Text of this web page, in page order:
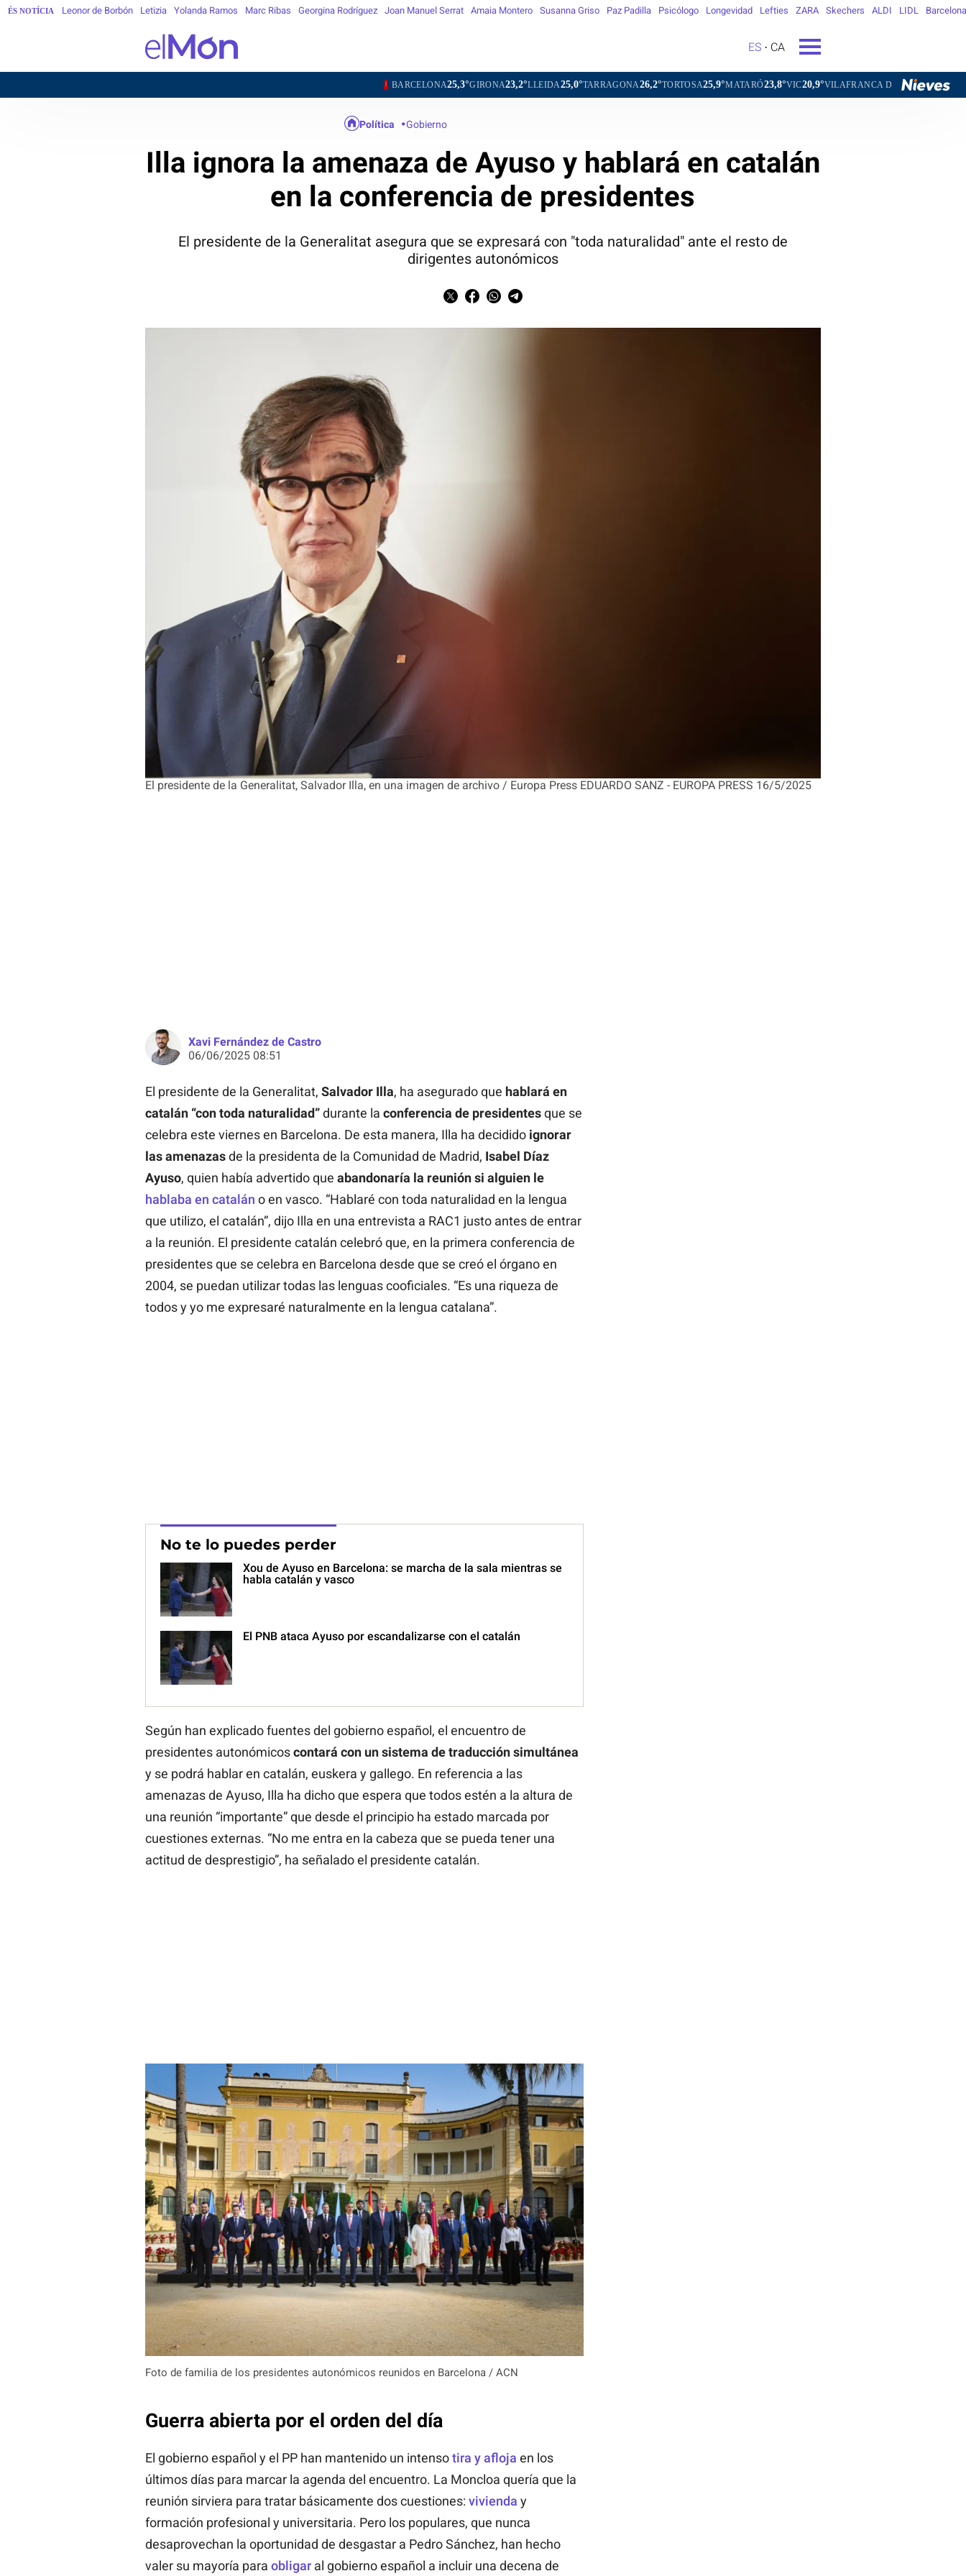
ÉS NOTÍCIA Leonor de Borbón Letizia Yolanda Ramos Marc Ribas Georgina Rodríguez Joan Manuel Serrat Amaia Montero Susanna Griso Paz Padilla Psicólogo Longevidad Lefties ZARA Skechers ALDI LIDL Barcelona
ES CA
BARCELONA25,3°GIRONA23,2°LLEIDA25,0°TARRAGONA26,2°TORTOSA25,9°MATARÓ23,8°VIC20,9°VILAFRANCA DEL PENEDÈS22,1°VILANOVA I
El presidente de la Generalitat, Salvador Illa, en una imagen de archivo / Europa Press EDUARDO SANZ - EUROPA PRESS 16/5/2025
Política Gobierno
Illa ignora la amenaza de Ayuso y hablará en catalán
en la conferencia de presidentes
El presidente de la Generalitat asegura que se expresará con "toda naturalidad" ante el resto de
dirigentes autonómicos
Xavi Fernández de Castro
06/06/2025 08:51
El presidente de la Generalitat, Salvador Illa, ha asegurado que hablará en
catalán “con toda naturalidad”durante la conferencia de presidentesque se
celebra este viernes en Barcelona. De esta manera, Illa ha decidido ignorar
las amenazasde la presidenta de la Comunidad de Madrid, Isabel Díaz
Ayuso, quien había advertido que abandonaría la reunión si alguien le
hablaba en catalán o en vasco. “Hablaré con toda naturalidad en la lengua
que utilizo, el catalán”, dijo Illa en una entrevista a RAC1 justo antes de entrar
a la reunión. El presidente catalán celebró que, en la primera conferencia de
presidentes que se celebra en Barcelona desde que se creó el órgano en
2004, se puedan utilizar todas las lenguas cooficiales. “Es una riqueza de
todos y yo me expresaré naturalmente en la lengua catalana”.
No te lo puedes perder
Xou de Ayuso en Barcelona: se marcha de la sala mientras se
habla catalán y vasco
El PNB ataca Ayuso por escandalizarse con el catalán
Según han explicado fuentes del gobierno español, el encuentro de
presidentes autonómicoscontará con un sistema de traducción simultánea
y se podrá hablar en catalán, euskera y gallego. En referencia a las
amenazas de Ayuso, Illa ha dicho que espera que todos estén a la altura de
una reunión “importante” que desde el principio ha estado marcada por
cuestiones externas. “No me entra en la cabeza que se pueda tener una
actitud de desprestigio”, ha señalado el presidente catalán.
Foto de familia de los presidentes autonómicos reunidos en Barcelona / ACN
Guerra abierta por el orden del día
El gobierno español y el PP han mantenido un intensotira y afloja en los
últimos días para marcar la agenda del encuentro. La Moncloa quería que la
reunión sirviera para tratar básicamente dos cuestiones: vivienda y
formación profesional y universitaria. Pero los populares, que nunca
desaprovechan la oportunidad de desgastar a Pedro Sánchez, han hecho
valer su mayoría para obligaral gobierno español a incluir una decena de